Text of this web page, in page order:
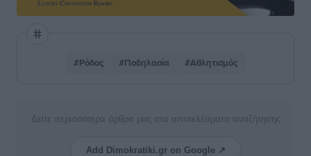
#Ρόδος #Ποδηλασία #Αθλητισμός
Δείτε περισσότερα άρθρα μας στα αποτελέσματα αναζήτησης
Add Dimokratiki.gr on Google ↗